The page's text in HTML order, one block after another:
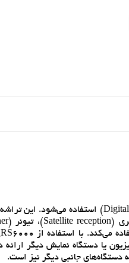
يا دستگاه نمايش ديگر
دستگاه‌هاي جانبي ديگر نيز است.